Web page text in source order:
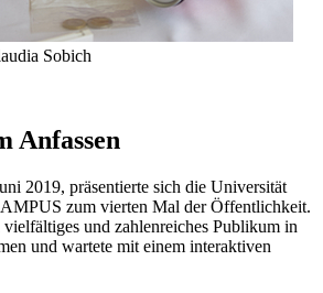
Sobich
Anfassen
2019, präsentierte sich die Universität
zum vierten Mal der Öffentlichkeit.
und zahlenreiches Publikum in
und wartete mit einem interaktiven